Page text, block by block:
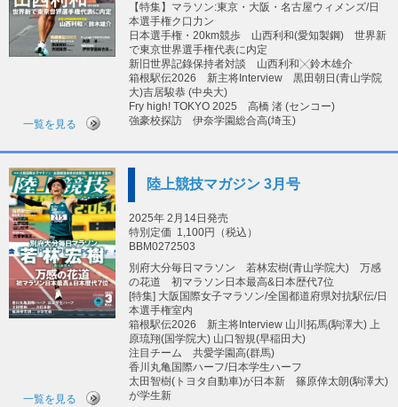
【特集】マラソン:東京・大阪・名古屋ウィメンズ/日
本選手権ク口力ン
日本選手権・20km競歩 山西利和(愛知製鋼) 世界新
で東京世界選手権代表に内定
新旧世界記錄保持者対談 山西利和╳鈴木雄介
箱根駅伝2026 新主将Interview 黒田朝日(青山学院
大)吉居駿恭 (中央大)
Fry high! TOKYO 2025 高橋 渚 (センコー)
強豪校探訪 伊奈学園総合高(埼玉)
一覧を見る
陸上競技マガジン 3月号
2025年 2月14日発売
特別定価 1,100円（税込）
BBM0272503
別府大分毎日マラソン 若林宏樹(青山学院大) 万感
の花道 初マラソン日本最高&日本歴代7位
[特集] 大阪国際女子マラソン/全国都道府県対抗駅伝/日
本選手権室内
箱根駅伝2026 新主将Interview 山川拓馬(駒澤大) 上
原琉翔(国学院大) 山口智規(早稲田大)
注目チーム 共愛学園高(群馬)
香川丸亀国際ハーフ/日本学生ハーフ
太田智樹(トヨタ自動車)が日本新 篠原倖太朗(駒澤大)
が学生新
一覧を見る